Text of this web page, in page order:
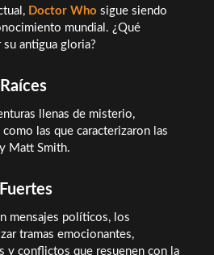
Doctor Who sigue siendo
mundial. ¿Qué
su antigua gloria?
llenas de misterio,
las que caracterizaron las
Matt Smith.
mensajes políticos, los
tramas emocionantes,
y conflictos que resuenen con la